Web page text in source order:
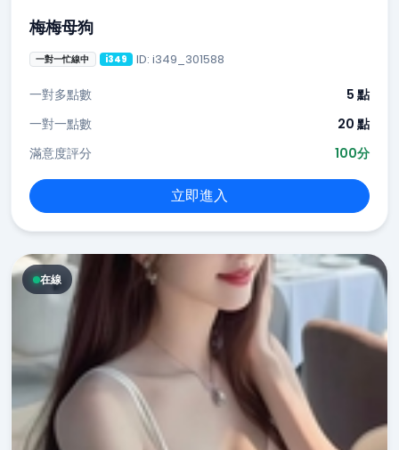
梅梅母狗
一對一忙線中 i349 ID: i349_301588
一對多點數
5 點
一對一點數
20 點
滿意度評分
100分
立即進入
在線